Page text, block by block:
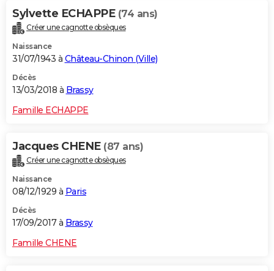
Sylvette ECHAPPE (74 ans)
Créer une cagnotte obsèques
Naissance
31/07/1943 à Château-Chinon (Ville)
Décès
13/03/2018 à Brassy
Famille ECHAPPE
Jacques CHENE (87 ans)
Créer une cagnotte obsèques
Naissance
08/12/1929 à Paris
Décès
17/09/2017 à Brassy
Famille CHENE